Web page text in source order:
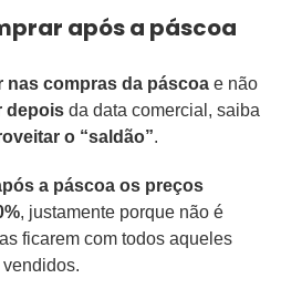
após a páscoa
nas compras da páscoa e não
depois da data comercial, saiba
o “saldão”.
a páscoa os preços
, justamente porque não é
ficarem com todos aqueles